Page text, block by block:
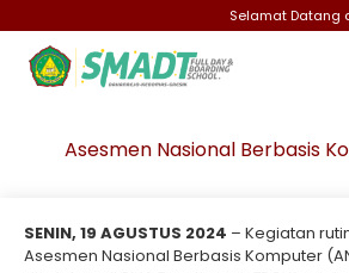
Selamat Datang
Asesmen Nasional Berbasis
SENIN, 19 AGUSTUS 2024 – Kegiatan
Asesmen Nasional Berbasis Komputer